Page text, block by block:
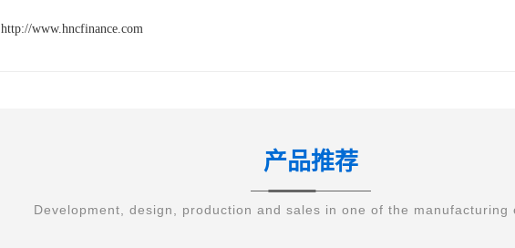
http://www.hncfinance.com
产品推荐
Development, design, production and sales in one of the manufacturing